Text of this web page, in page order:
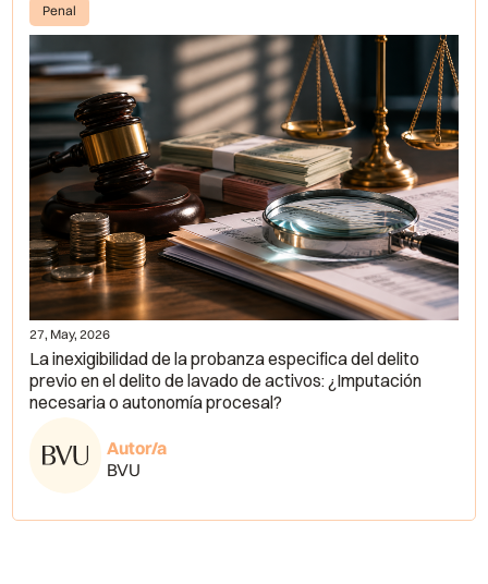
Penal
27, May, 2026
La inexigibilidad de la probanza especifica del delito
previo en el delito de lavado de activos: ¿Imputación
necesaria o autonomía procesal?
Autor/a
BVU